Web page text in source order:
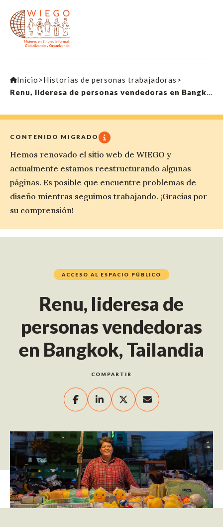
Inicio >Historias de personas trabajadoras >
Renu, lideresa de personas vendedoras en Bangkok, Tailandia
CONTENIDO MIGRADO
Hemos renovado el sitio web de WIEGO y
actualmente estamos reestructurando algunas
páginas. Es posible que encuentre problemas de
diseño mientras seguimos trabajando. ¡Gracias por
su comprensión!
ACCESO AL ESPACIO PÚBLICO
Renu, lideresa de
personas vendedoras
en Bangkok, Tailandia
COMPARTIR